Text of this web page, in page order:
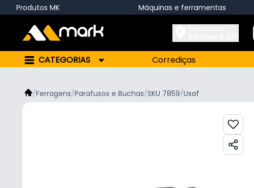
Produtos MK Máquinas e ferramentas
CATEGORIAS Corrediças
/Ferragens/Parafusos e Buchas/SKU 7859/Usaf